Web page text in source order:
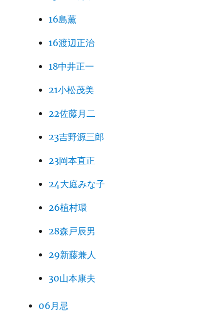
16島薫
16渡辺正治
18中井正一
21小松茂美
22佐藤月二
23吉野源三郎
23岡本直正
24大庭みな子
26植村環
28森戸辰男
29新藤兼人
30山本康夫
06月忌